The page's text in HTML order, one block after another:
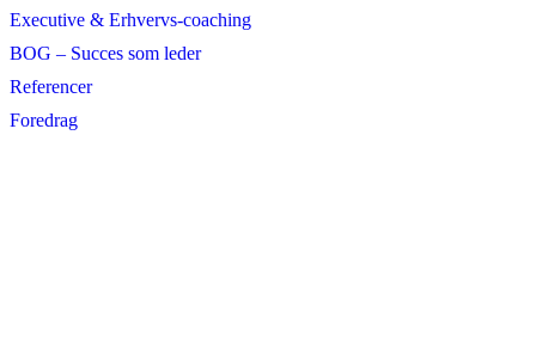
Executive & Erhvervs-coaching
BOG – Succes som leder
Referencer
Foredrag